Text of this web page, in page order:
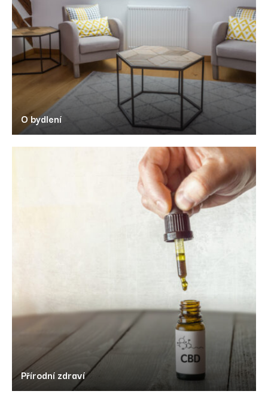
O bydlení
Přírodní zdraví